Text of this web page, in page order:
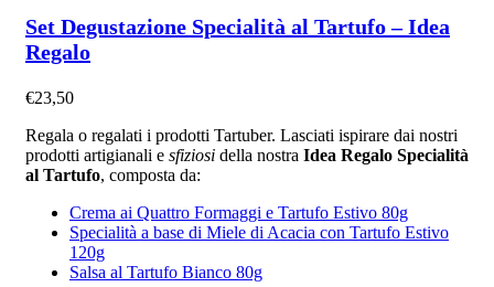
Set Degustazione Specialità al Tartufo – Idea
Regalo
€23,50
Regala o regalati i prodotti Tartuber. Lasciati ispirare dai nostri
prodotti artigianali e sfiziosi della nostra Idea Regalo Specialità
al Tartufo, composta da:
Crema ai Quattro Formaggi e Tartufo Estivo 80g
Specialità a base di Miele di Acacia con Tartufo Estivo
120g
Salsa al Tartufo Bianco 80g